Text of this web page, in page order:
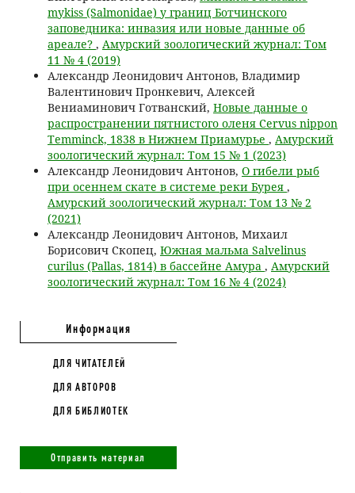
mykiss (Salmonidae) у границ Ботчинского
заповедника: инвазия или новые данные об
ареале? , Амурский зоологический журнал: Том
11 № 4 (2019)
Александр Леонидович Антонов, Владимир
Валентинович Пронкевич, Алексей
Вениаминович Готванский, Новые данные о
распространении пятнистого оленя Cervus nippon
Temminck, 1838 в Нижнем Приамурье , Амурский
зоологический журнал: Том 15 № 1 (2023)
Александр Леонидович Антонов, О гибели рыб
при осеннем скате в системе реки Бурея ,
Амурский зоологический журнал: Том 13 № 2
(2021)
Александр Леонидович Антонов, Михаил
Борисович Скопец, Южная мальма Salvelinus
curilus (Pallas, 1814) в бассейне Амура , Амурский
зоологический журнал: Том 16 № 4 (2024)
Информация
ДЛЯ ЧИТАТЕЛЕЙ
ДЛЯ АВТОРОВ
ДЛЯ БИБЛИОТЕК
Отправить материал